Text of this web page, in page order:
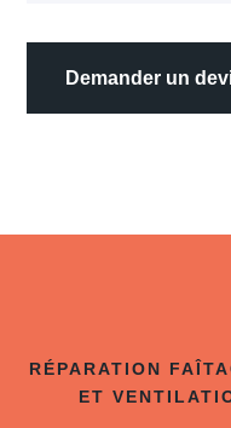
Demander un
RÉPARATION
ET